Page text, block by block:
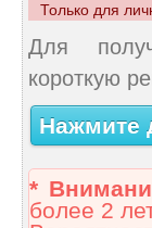
Только для
Для
короткую
Нажмите
*
более 2